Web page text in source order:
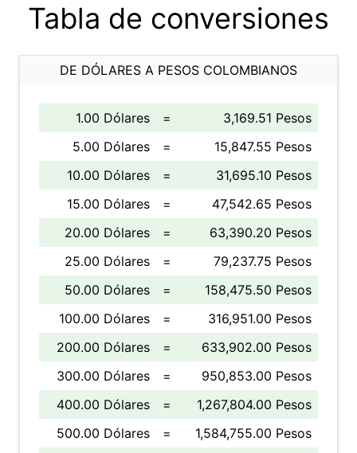
Tabla de conversiones
DE DÓLARES A PESOS COLOMBIANOS
1.00 Dólares =
3,169.51 Pesos
5.00 Dólares
=
15,847.55 Pesos
10.00 Dólares
=
31,695.10 Pesos
15.00 Dólares
=
47,542.65 Pesos
20.00 Dólares
=
63,390.20 Pesos
25.00 Dólares
=
79,237.75 Pesos
50.00 Dólares
=
158,475.50 Pesos
100.00 Dólares
=
316,951.00 Pesos
200.00 Dólares
=
633,902.00 Pesos
300.00 Dólares
=
950,853.00 Pesos
400.00 Dólares
=
1,267,804.00 Pesos
500.00 Dólares
=
1,584,755.00 Pesos